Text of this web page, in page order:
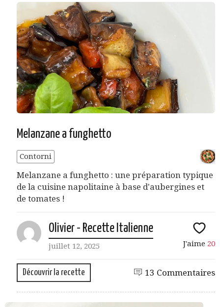
Melanzane a funghetto
Contorni
Melanzane a funghetto : une préparation typique
de la cuisine napolitaine à base d'aubergines et
de tomates !
Olivier - Recette Italienne
juillet 12, 2025 J'aime 20
Découvrir la recette 13 Commentaires